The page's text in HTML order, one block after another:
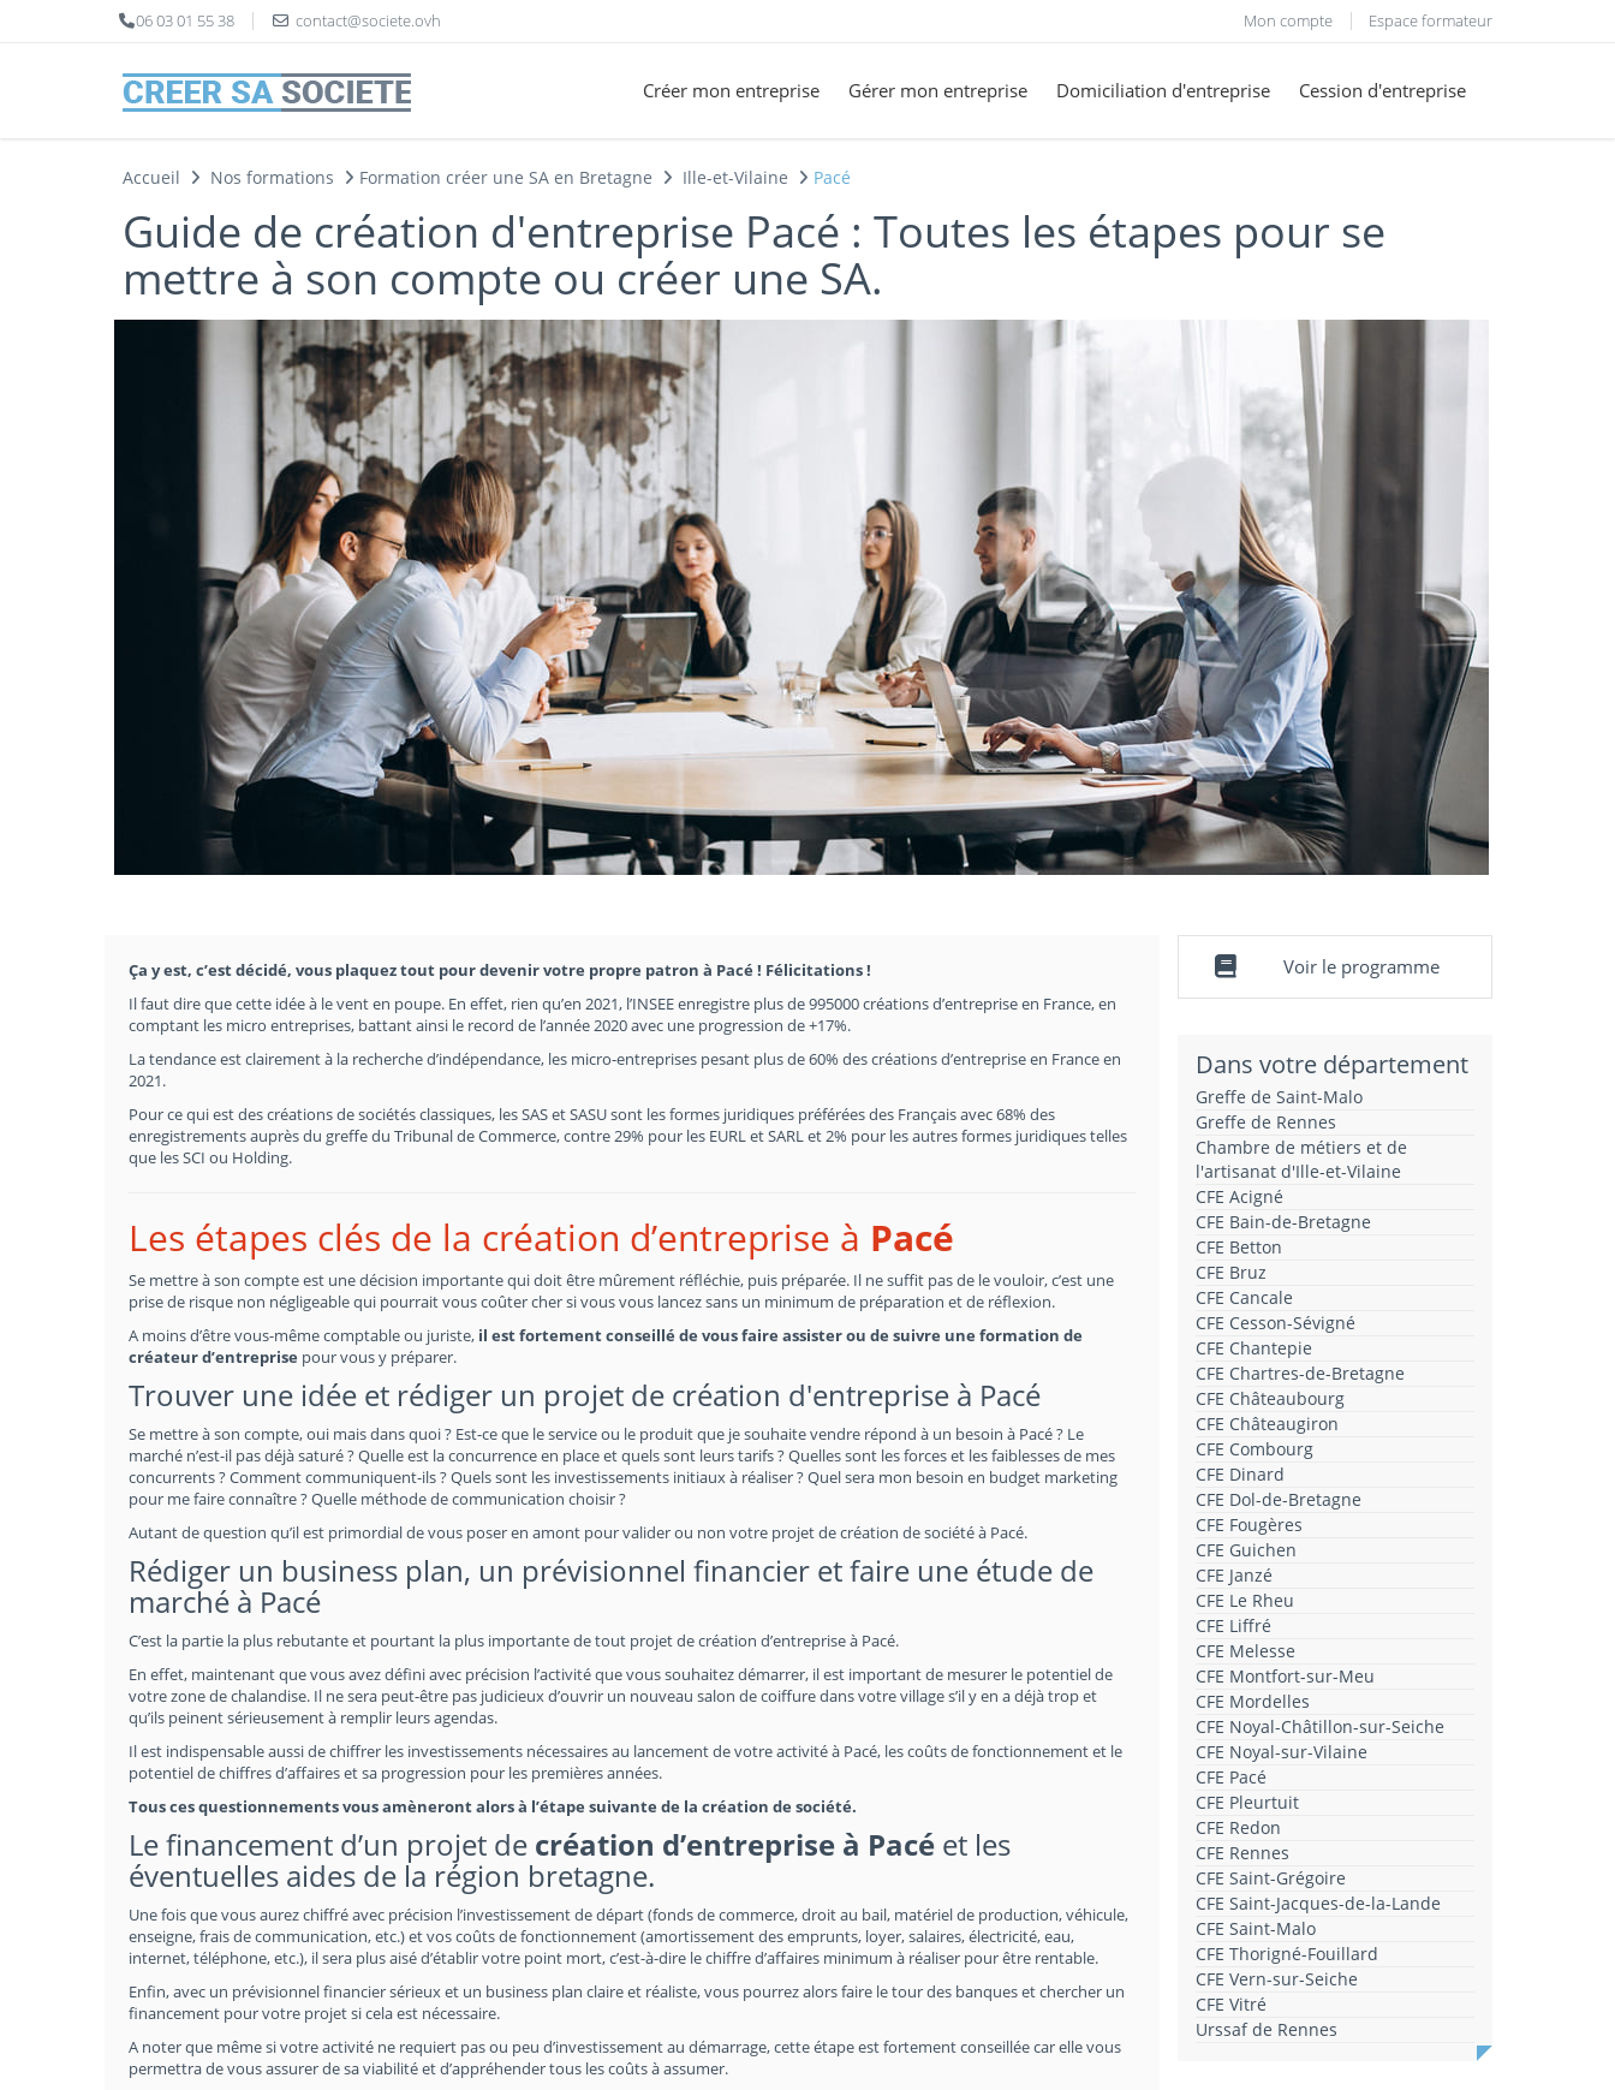
06 03 01 55 38 contact@societe.ovh Mon compte Espace formateur
Créer mon entreprise Gérer mon entreprise Domiciliation d'entreprise Cession d'entreprise
Accueil Nos formations Formation créer une SA en Bretagne Ille-et-Vilaine Pacé
Guide de création d'entreprise Pacé : Toutes les étapes pour se
mettre à son compte ou créer une SA.
Ça y est, c’est décidé, vous plaquez tout pour devenir votre propre patron à Pacé ! Félicitations !
Il faut dire que cette idée à le vent en poupe. En effet, rien qu’en 2021, l’INSEE enregistre plus de 995000 créations d’entreprise en France, en
comptant les micro entreprises, battant ainsi le record de l’année 2020 avec une progression de +17%.
La tendance est clairement à la recherche d’indépendance, les micro-entreprises pesant plus de 60% des créations d’entreprise en France en
2021.
Pour ce qui est des créations de sociétés classiques, les SAS et SASU sont les formes juridiques préférées des Français avec 68% des
enregistrements auprès du greffe du Tribunal de Commerce, contre 29% pour les EURL et SARL et 2% pour les autres formes juridiques telles
que les SCI ou Holding.
Les étapes clés de la création d’entreprise à Pacé
Se mettre à son compte est une décision importante qui doit être mûrement réfléchie, puis préparée. Il ne suffit pas de le vouloir, c’est une
prise de risque non négligeable qui pourrait vous coûter cher si vous vous lancez sans un minimum de préparation et de réflexion.
A moins d’être vous-même comptable ou juriste, il est fortement conseillé de vous faire assister ou de suivre une formation de
créateur d’entreprise pour vous y préparer.
Trouver une idée et rédiger un projet de création d'entreprise à Pacé
Se mettre à son compte, oui mais dans quoi ? Est-ce que le service ou le produit que je souhaite vendre répond à un besoin à Pacé ? Le
marché n’est-il pas déjà saturé ? Quelle est la concurrence en place et quels sont leurs tarifs ? Quelles sont les forces et les faiblesses de mes
concurrents ? Comment communiquent-ils ? Quels sont les investissements initiaux à réaliser ? Quel sera mon besoin en budget marketing
pour me faire connaître ? Quelle méthode de communication choisir ?
Autant de question qu’il est primordial de vous poser en amont pour valider ou non votre projet de création de société à Pacé.
Rédiger un business plan, un prévisionnel financier et faire une étude de
marché à Pacé
C’est la partie la plus rebutante et pourtant la plus importante de tout projet de création d’entreprise à Pacé.
En effet, maintenant que vous avez défini avec précision l’activité que vous souhaitez démarrer, il est important de mesurer le potentiel de
votre zone de chalandise. Il ne sera peut-être pas judicieux d’ouvrir un nouveau salon de coiffure dans votre village s’il y en a déjà trop et
qu’ils peinent sérieusement à remplir leurs agendas.
Il est indispensable aussi de chiffrer les investissements nécessaires au lancement de votre activité à Pacé, les coûts de fonctionnement et le
potentiel de chiffres d’affaires et sa progression pour les premières années.
Tous ces questionnements vous amèneront alors à l’étape suivante de la création de société.
Le financement d’un projet de création d’entreprise à Pacé et les
éventuelles aides de la région bretagne.
Une fois que vous aurez chiffré avec précision l’investissement de départ (fonds de commerce, droit au bail, matériel de production, véhicule,
enseigne, frais de communication, etc.) et vos coûts de fonctionnement (amortissement des emprunts, loyer, salaires, électricité, eau,
internet, téléphone, etc.), il sera plus aisé d’établir votre point mort, c’est-à-dire le chiffre d’affaires minimum à réaliser pour être rentable.
Enfin, avec un prévisionnel financier sérieux et un business plan claire et réaliste, vous pourrez alors faire le tour des banques et chercher un
financement pour votre projet si cela est nécessaire.
A noter que même si votre activité ne requiert pas ou peu d’investissement au démarrage, cette étape est fortement conseillée car elle vous
permettra de vous assurer de sa viabilité et d’appréhender tous les coûts à assumer.
Voir le programme
Dans votre département
Greffe de Saint-Malo
Greffe de Rennes
Chambre de métiers et de
l'artisanat d'Ille-et-Vilaine
CFE Acigné
CFE Bain-de-Bretagne
CFE Betton
CFE Bruz
CFE Cancale
CFE Cesson-Sévigné
CFE Chantepie
CFE Chartres-de-Bretagne
CFE Châteaubourg
CFE Châteaugiron
CFE Combourg
CFE Dinard
CFE Dol-de-Bretagne
CFE Fougères
CFE Guichen
CFE Janzé
CFE Le Rheu
CFE Liffré
CFE Melesse
CFE Montfort-sur-Meu
CFE Mordelles
CFE Noyal-Châtillon-sur-Seiche
CFE Noyal-sur-Vilaine
CFE Pacé
CFE Pleurtuit
CFE Redon
CFE Rennes
CFE Saint-Grégoire
CFE Saint-Jacques-de-la-Lande
CFE Saint-Malo
CFE Thorigné-Fouillard
CFE Vern-sur-Seiche
CFE Vitré
Urssaf de Rennes
Panneau de gestion des cookies